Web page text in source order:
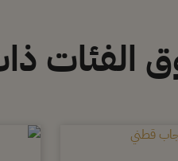
الفئات